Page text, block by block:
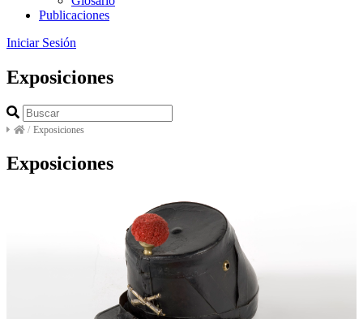
Publicaciones
Iniciar Sesión
Exposiciones
/ Exposiciones
Exposiciones